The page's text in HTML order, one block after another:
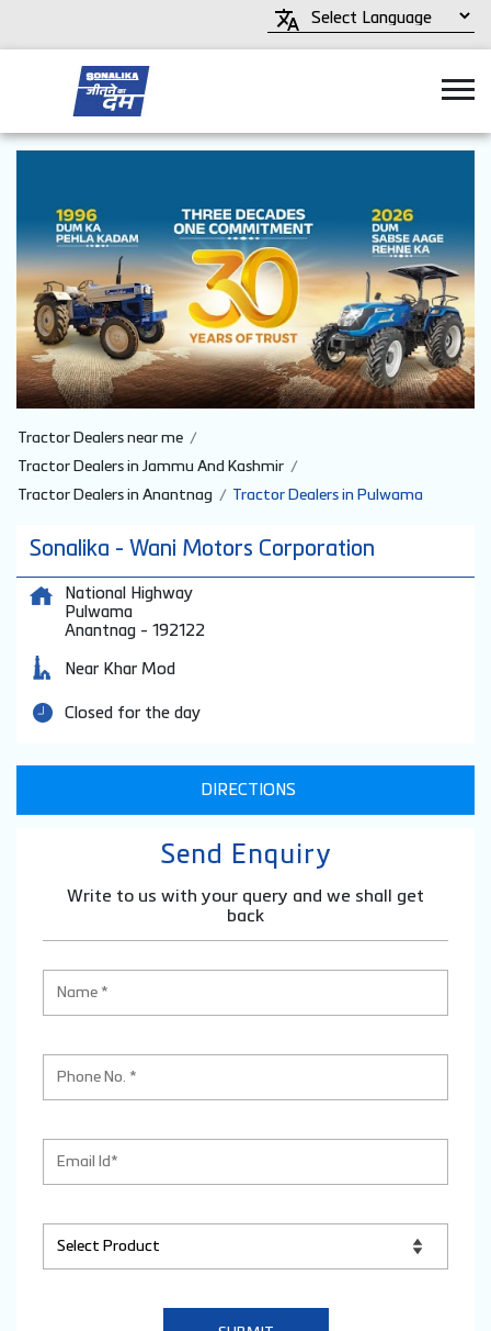
Tractor Dealers near me
Tractor Dealers in Jammu And Kashmir
Tractor Dealers in Anantnag
Tractor Dealers in Pulwama
Sonalika - Wani Motors Corporation
National Highway
Pulwama
Anantnag - 192122
Near Khar Mod
Closed for the day
DIRECTIONS
Send Enquiry
Write to us with your query and we shall get
back